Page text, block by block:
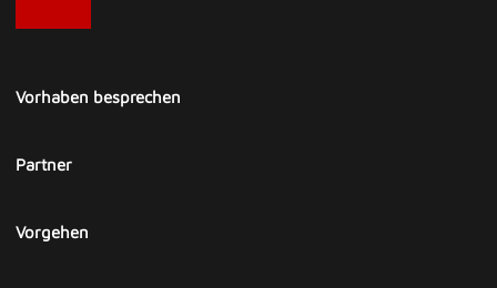
Vorhaben besprechen
Partner
Vorgehen